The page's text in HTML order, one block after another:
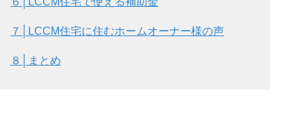
７│LCCM住宅に住むホームオーナー様の声
８│まとめ